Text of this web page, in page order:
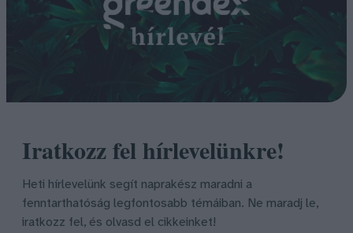
Iratkozz fel hírlevelünkre!
Heti hírlevelünk segít naprakész maradni a
fenntarthatóság legfontosabb témáiban. Ne maradj le,
iratkozz fel, és olvasd el cikkeinket!